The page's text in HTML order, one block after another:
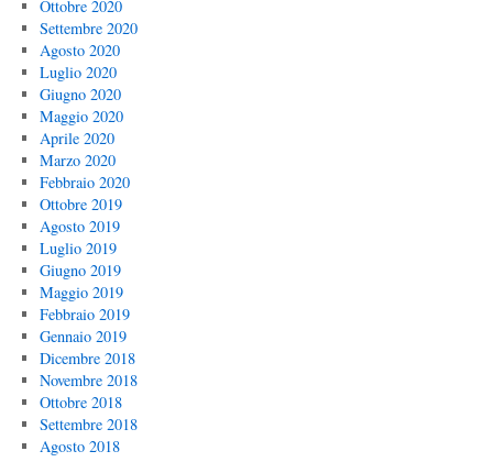
Ottobre 2020
Settembre 2020
Agosto 2020
Luglio 2020
Giugno 2020
Maggio 2020
Aprile 2020
Marzo 2020
Febbraio 2020
Ottobre 2019
Agosto 2019
Luglio 2019
Giugno 2019
Maggio 2019
Febbraio 2019
Gennaio 2019
Dicembre 2018
Novembre 2018
Ottobre 2018
Settembre 2018
Agosto 2018